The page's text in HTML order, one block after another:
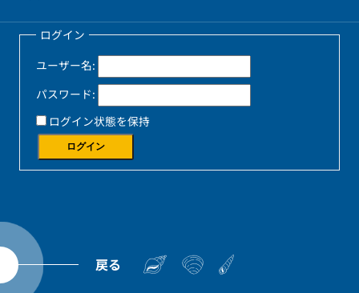
ログイン
ユーザー名:
パスワード:
ログイン状態を保持
ログイン
戻る